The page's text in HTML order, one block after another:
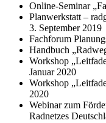
Online-Seminar
Planwerkstatt –
3. September 2019
Fachforum
Handbuch
Workshop
Januar 2020
Workshop
2020
Webinar zum
Radnetzes